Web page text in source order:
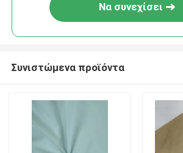
Να συνεχίσει
Συνιστώμενα προϊόντα